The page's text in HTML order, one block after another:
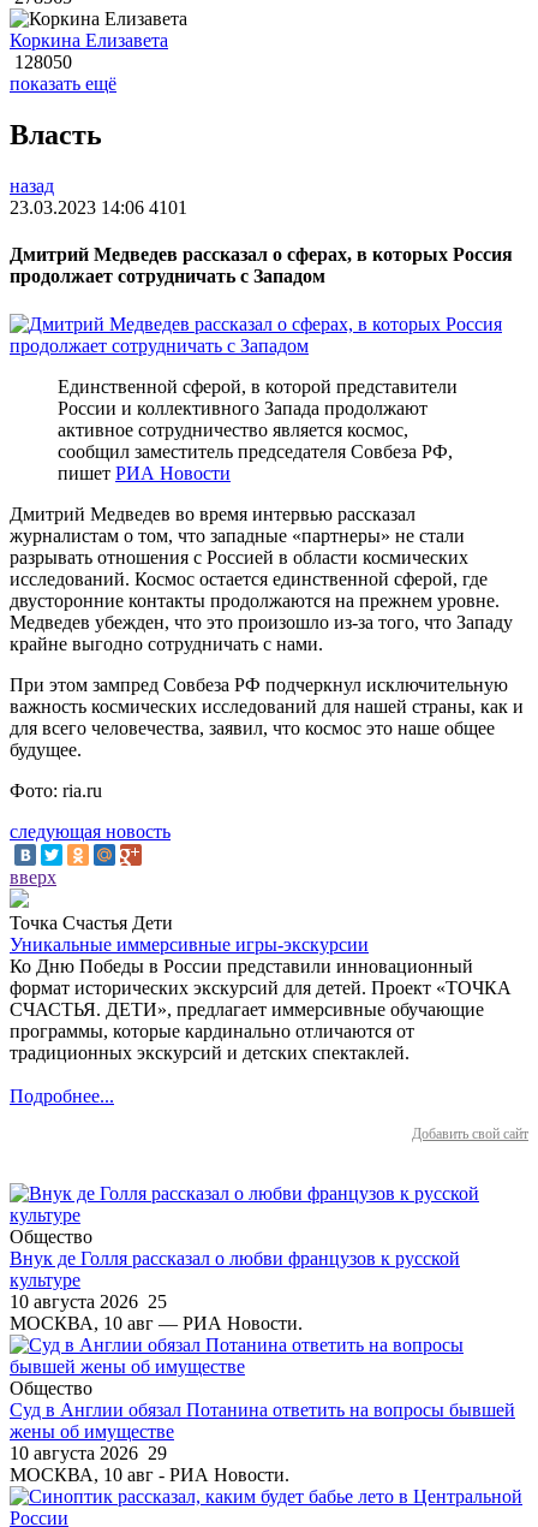
Коркина Елизавета
128050
показать ещё
Власть
назад
23.03.2023 14:06 4101
Дмитрий Медведев рассказал о сферах, в которых Россия
продолжает сотрудничать с Западом
Единственной сферой, в которой представители
России и коллективного Запада продолжают
активное сотрудничество является космос,
сообщил заместитель председателя Совбеза РФ,
пишет РИА Новости
Дмитрий Медведев во время интервью рассказал
журналистам о том, что западные «партнеры» не стали
разрывать отношения с Россией в области космических
исследований. Космос остается единственной сферой, где
двусторонние контакты продолжаются на прежнем уровне.
Медведев убежден, что это произошло из-за того, что Западу
крайне выгодно сотрудничать с нами.
При этом зампред Совбеза РФ подчеркнул исключительную
важность космических исследований для нашей страны, как и
для всего человечества, заявил, что космос это наше общее
будущее.
Фото: ria.ru
следующая новость
вверх
Точка Счастья Дети
Уникальные иммерсивные игры-экскурсии
Ко Дню Победы в России представили инновационный
формат исторических экскурсий для детей. Проект «ТОЧКА
СЧАСТЬЯ. ДЕТИ», предлагает иммерсивные обучающие
программы, которые кардинально отличаются от
традиционных экскурсий и детских спектаклей.
Подробнее...
Добавить свой сайт
Общество
Внук де Голля рассказал о любви французов к русской
культуре
10 августа 2026 25
МОСКВА, 10 авг — РИА Новости.
Общество
Суд в Англии обязал Потанина ответить на вопросы бывшей
жены об имуществе
10 августа 2026 29
МОСКВА, 10 авг - РИА Новости.